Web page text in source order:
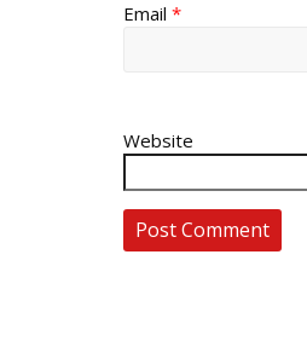
Email *
Website